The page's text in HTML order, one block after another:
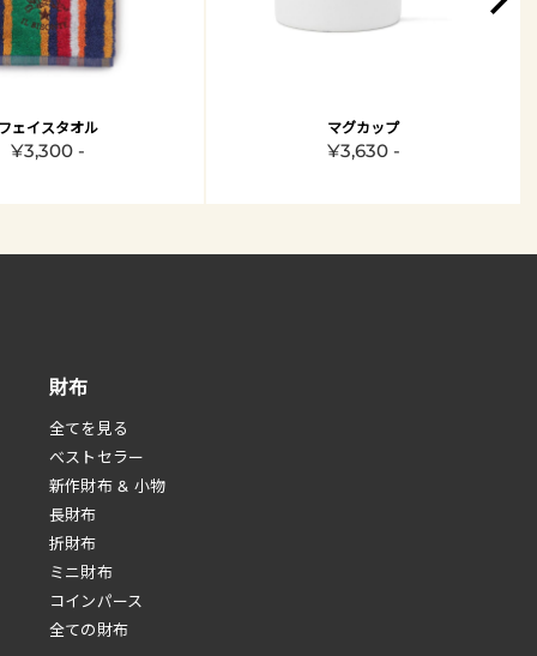
ェイスタオル
¥3,300 -
マグカップ
¥3,630 -
財布
全てを見る
べストセラー
新作財布 & 小物
長財布
折財布
ミニ財布
コインパース
全ての財布